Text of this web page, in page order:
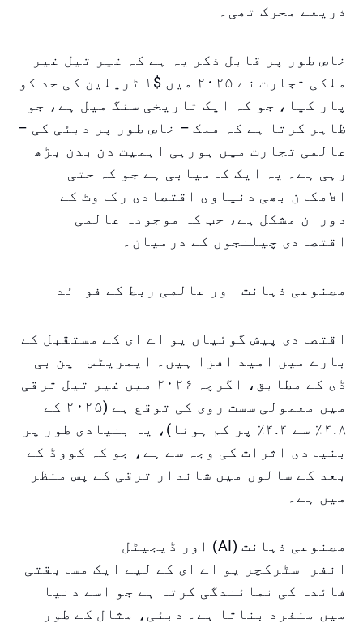
ذریعے محرک تھی۔
خاص طور پر قابل ذکر یہ ہے کہ غیر تیل غیر
ملکی تجارت نے ۲۰۲۵ میں $۱ ٹریلین کی حد کو
پار کیا، جو کہ ایک تاریخی سنگ میل ہے، جو
ظاہر کرتا ہے کہ ملک – خاص طور پر دبئی کی –
عالمی تجارت میں ہورہی اہمیت دن بدن بڑھ
رہی ہے۔ یہ ایک کامیابی ہے جو کہ حتی
الامکان بھی دنیاوی اقتصادی رکاوٹ کے
دوران مشکل ہے، جب کہ موجودہ عالمی
اقتصادی چیلنجوں کے درمیان۔
مصنوعی ذہانت اور عالمی ربط کے فوائد
اقتصادی پیش گوئیاں یو اے ای کے مستقبل کے
بارے میں امید افزا ہیں۔ ایمریٹس این بی
ڈی کے مطابق، اگرچہ ۲۰۲۶ میں غیر تیل ترقی
میں معمولی سست روی کی توقع ہے (۲۰۲۵ کے
۴.۸٪ سے ۴.۴٪ پر کم ہونا)، یہ بنیادی طور پر
بنیادی اثرات کی وجہ سے ہے، جو کہ کووڈ کے
بعد کے سالوں میں شاندار ترقی کے پس منظر
میں ہے۔
مصنوعی ذہانت (AI) اور ڈیجیٹل
انفراسٹرکچر یو اے ای کے لیے ایک مسابقتی
فائدہ کی نمائندگی کرتا ہے جو اسے دنیا
میں منفرد بناتا ہے۔ دبئی، مثال کے طور